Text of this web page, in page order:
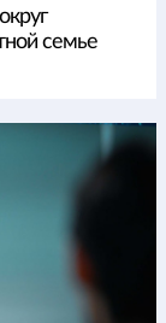
семье